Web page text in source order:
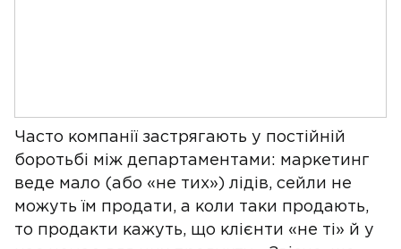
Часто компанії застрягають у постійній
боротьбі між департаментами: маркетинг
веде мало (або «не тих») лідів, сейли не
можуть їм продати, а коли таки продають,
то продакти кажуть, що клієнти «не ті» й у